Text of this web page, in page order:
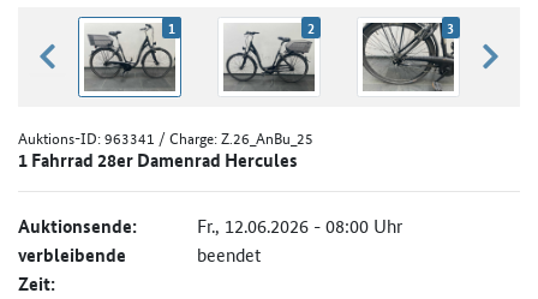
zurück blättern
1 2 3
Auktions-ID:963341 / Charge: Z.26_AnBu_25
1 Fahrrad 28er Damenrad Hercules
Auktionsende: Fr., 12.06.2026 - 08:00 Uhr
verbleibende
Zeit:
beendet